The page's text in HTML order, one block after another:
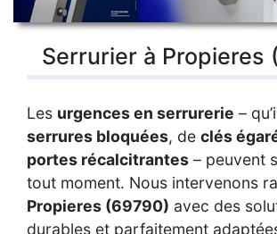
Serrurier à Propieres
Les urgences en serrurerie –
serrures bloquées, de clés
portes récalcitrantes – peuvent
tout moment. Nous intervenons
Propieres (69790) avec des
durables et parfaitement